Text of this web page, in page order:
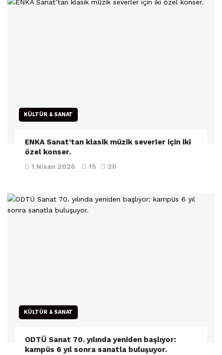
KÜLTÜR & SANAT
ENKA Sanat’tan klasik müzik severler için iki
özel konser.
1 Nisan 2026 15 20
KÜLTÜR & SANAT
ODTÜ Sanat 70. yılında yeniden başlıyor:
kampüs 6 yıl sonra sanatla buluşuyor.